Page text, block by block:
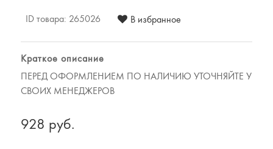
Для женщин
Предметы интерьера
Подарочные сертификаты
ID товара: 265026 В избранное
Краткое описание
ПЕРЕД ОФОРМЛЕНИЕМ ПО НАЛИЧИЮ УТОЧНЯЙТЕ У
СВОИХ МЕНЕДЖЕРОВ
928 руб.